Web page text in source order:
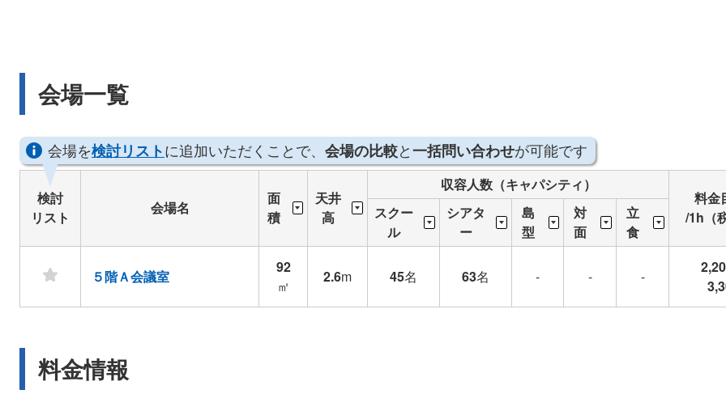
会場一覧
会場を検討リストに追加いただくことで、 会場の比較と一括問い合わせが可能です
検討
リスト
会場名
面
積
天井
高
収容人数（キャパシティ）
料金
/1h（
スクー
ル
シアタ
ー
島
型
対
面
立
食
５階Ａ会議室
92
㎡
2.6m 45名 63名 - - -
料金情報